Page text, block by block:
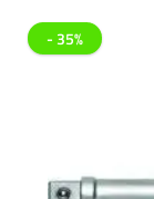
- 35%